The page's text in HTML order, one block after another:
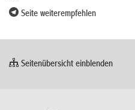
Seite weiterempfehlen
Seitenübersicht einblenden